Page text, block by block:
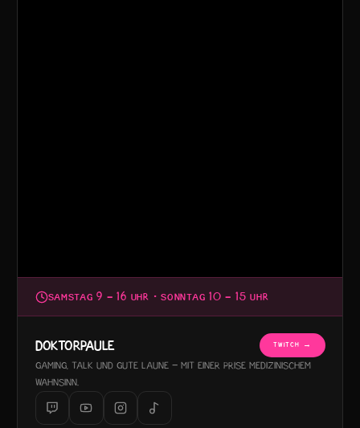
SAMSTAG 9 – 16 UHR · SONNTAG 10 – 15 UHR
DOKTORPAULE TWITCH →
Gaming, Talk und gute Laune – mit einer Prise medizinischem
Wahnsinn.